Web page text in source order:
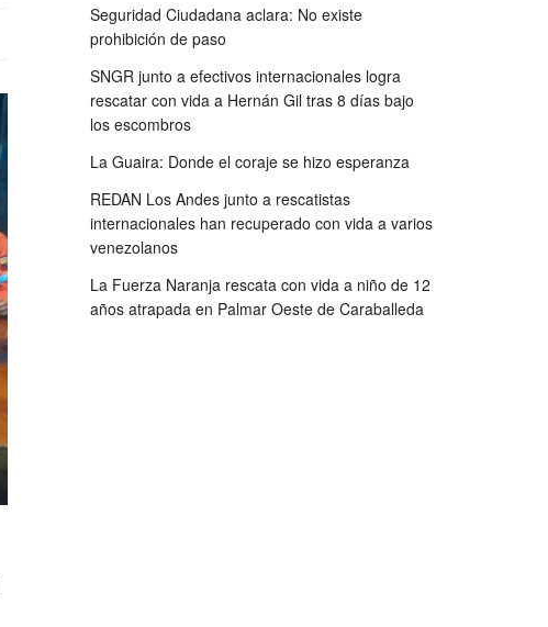
Seguridad Ciudadana aclara: No existe
prohibición de paso
SNGR junto a efectivos internacionales logra
rescatar con vida a Hernán Gil tras 8 días bajo
los escombros
La Guaira: Donde el coraje se hizo esperanza
REDAN Los Andes junto a rescatistas
internacionales han recuperado con vida a varios
venezolanos
La Fuerza Naranja rescata con vida a niño de 12
años atrapada en Palmar Oeste de Caraballeda